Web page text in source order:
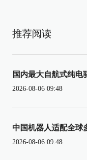
推荐阅读
国内最大自航式纯电
2026-08-06 09:48
中国机器人适配全球
2026-08-06 09:48